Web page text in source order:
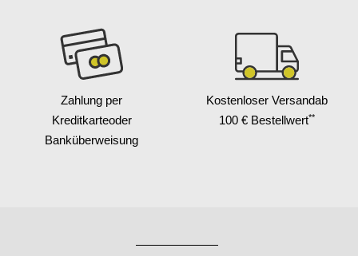
Zahlung per
Kreditkarteoder
Banküberweisung
Kostenloser Versandab
100 € Bestellwert**